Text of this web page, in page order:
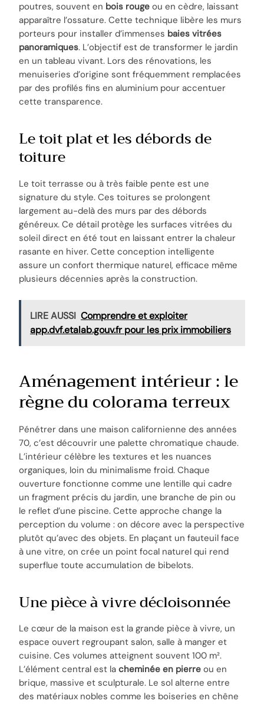
poutres, souvent en bois rouge ou en cèdre, laissant
apparaître l’ossature. Cette technique libère les murs
porteurs pour installer d’immenses baies vitrées
panoramiques. L’objectif est de transformer le jardin
en un tableau vivant. Lors des rénovations, les
menuiseries d’origine sont fréquemment remplacées
par des profilés fins en aluminium pour accentuer
cette transparence.
Le toit plat et les débords de
toiture
Le toit terrasse ou à très faible pente est une
signature du style. Ces toitures se prolongent
largement au-delà des murs par des débords
généreux. Ce détail protège les surfaces vitrées du
soleil direct en été tout en laissant entrer la chaleur
rasante en hiver. Cette conception intelligente
assure un confort thermique naturel, efficace même
plusieurs décennies après la construction.
LIRE AUSSI Comprendre et exploiter
app.dvf.etalab.gouv.fr pour les prix immobiliers
Aménagement intérieur : le
règne du colorama terreux
Pénétrer dans une maison californienne des années
70, c’est découvrir une palette chromatique chaude.
L’intérieur célèbre les textures et les nuances
organiques, loin du minimalisme froid. Chaque
ouverture fonctionne comme une lentille qui cadre
un fragment précis du jardin, une branche de pin ou
le reflet d’une piscine. Cette approche change la
perception du volume : on décore avec la perspective
plutôt qu’avec des objets. En plaçant un fauteuil face
à une vitre, on crée un point focal naturel qui rend
superflue toute accumulation de bibelots.
Une pièce à vivre décloisonnée
Le cœur de la maison est la grande pièce à vivre, un
espace ouvert regroupant salon, salle à manger et
cuisine. Ces volumes atteignent souvent 100 m².
L’élément central est lacheminée en pierre ou en
brique, massive et sculpturale. Le sol alterne entre
des matériaux nobles comme les boiseries en chêne